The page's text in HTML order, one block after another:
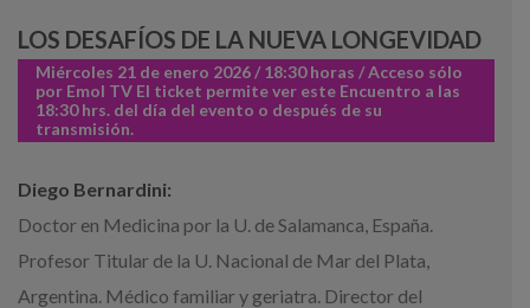
LOS DESAFÍOS DE LA NUEVA LONGEVIDAD
Miércoles 21 de enero 2026 / 18:30 horas / Acceso sólo
por Emol TV El ticket permite ver este Encuentro a las
18:30 hrs. del día del evento o después de su
transmisión.
Diego Bernardini:
Doctor en Medicina por la U. de Salamanca, España.
Profesor Titular de la U. Nacional de Mar del Plata,
Argentina. Médico familiar y geriatra. Director del
¿Alguna duda o consulta?
Llámenos al+562 27536300ó escríbanos a
soportedigital@mercurio.cl